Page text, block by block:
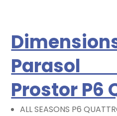
Parasol
Prostor P6
ALL SEASONS P6